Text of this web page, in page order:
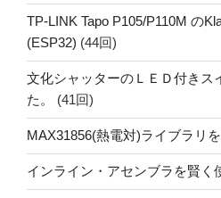
TP-LINK Tapo P105/P110M の
(ESP32) (44回)
文化シャッターのＬＥＤ付きス
た。
(41回)
MAX31856(熱電対)ライブラリを
インライン・アセンブラを賢く